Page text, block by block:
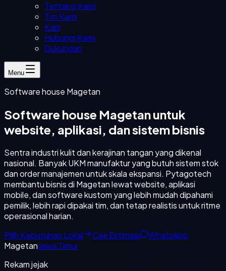
Tentang Kami
Tim Kami
Karir
Hubungi Kami
Dukungan
Menu
Software house Magetan
Software house Magetan untuk
website, aplikasi, dan sistem bisnis
Sentra industri kulit dan kerajinan tangan yang dikenal
nasional. Banyak UKM manufaktur yang butuh sistem stok
dan order manajemen untuk skala ekspansi. Pytagotech
membantu bisnis di Magetan lewat website, aplikasi
mobile, dan software kustom yang lebih mudah dipahami
pemilik, lebih rapi dipakai tim, dan tetap realistis untuk ritme
operasional harian.
Pilih Kebutuhan Lokal
Cek Estimasi
WhatsApp
MagetanJawa Timur
Rekam jejak